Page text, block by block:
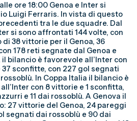
ore 18:00 Genoa e Inter si
Luigi Ferraris. In vista di questo
tra le due squadre. Dal
si sono affrontati 144 volte, con
38 vittorie per il Genoa, 36
178 reti segnate dal Genoa e
il bilancio è favorevole all’Inter con
sconfitte, con 227 gol segnati
In Coppa Italia il bilancio è
con 8 vittorie e 1 sconfitta,
e 11 dai rossoblù. A Genova il
27 vittorie del Genoa, 24 pareggi
segnati dai rossoblù e 90 dai